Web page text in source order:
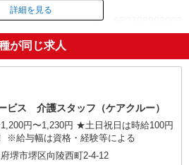
ID：AE0708993003
載期間終了
詳細を見る
が同じ求人
ビス 介護スタッフ（ケアクルー）
円〜1,230円 ★土日祝日は時給100円
※給与幅は資格・経験等による
堺市堺区向陵西町2-4-12